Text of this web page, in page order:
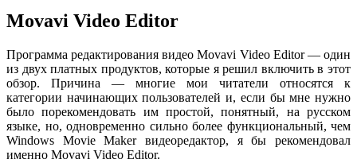
Movavi Video Editor
Программа редактирования видео Movavi Video Editor — один
из двух платных продуктов, которые я решил включить в этот
обзор. Причина — многие мои читатели относятся к
категории начинающих пользователей и, если бы мне нужно
было порекомендовать им простой, понятный, на русском
языке, но, одновременно сильно более функциональный, чем
Windows Movie Maker видеоредактор, я бы рекомендовал
именно Movavi Video Editor.